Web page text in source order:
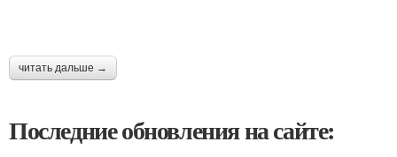
читать дальше →
Последние обновления на сайте: